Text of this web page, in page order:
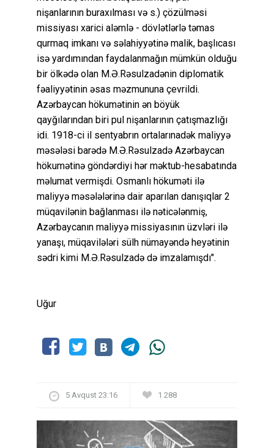
nişanlarının buraxılması və s.) çözülməsi
missiyası xarici aləmlə - dövlətlərlə təmas
qurmaq imkanı və səlahiyyətinə malik, başlıcası
isə yardımından faydalanmağın mümkün olduğu
bir ölkədə olan M.Ə.Rəsulzadənin diplomatik
fəaliyyətinin əsas məzmununa çevrildi.
Azərbaycan hökumətinin ən böyük
qayğılarından biri pul nişanlarının çatışmazlığı
idi. 1918-ci il sentyabrın ortalarınadək maliyyə
məsələsi barədə M.Ə.Rəsulzadə Azərbaycan
hökumətinə göndərdiyi hər məktub-hesabatında
məlumat vermişdi. Osmanlı hökuməti ilə
maliyyə məsələlərinə dair aparılan danışıqlar 2
müqavilənin bağlanması ilə nəticələnmiş,
Azərbaycanın maliyyə missiyasının üzvləri ilə
yanaşı, müqavilələri sülh nümayəndə heyətinin
sədri kimi M.Ə.Rəsulzadə də imzalamışdı".
Uğur
5 Avqust 23:16 1 288